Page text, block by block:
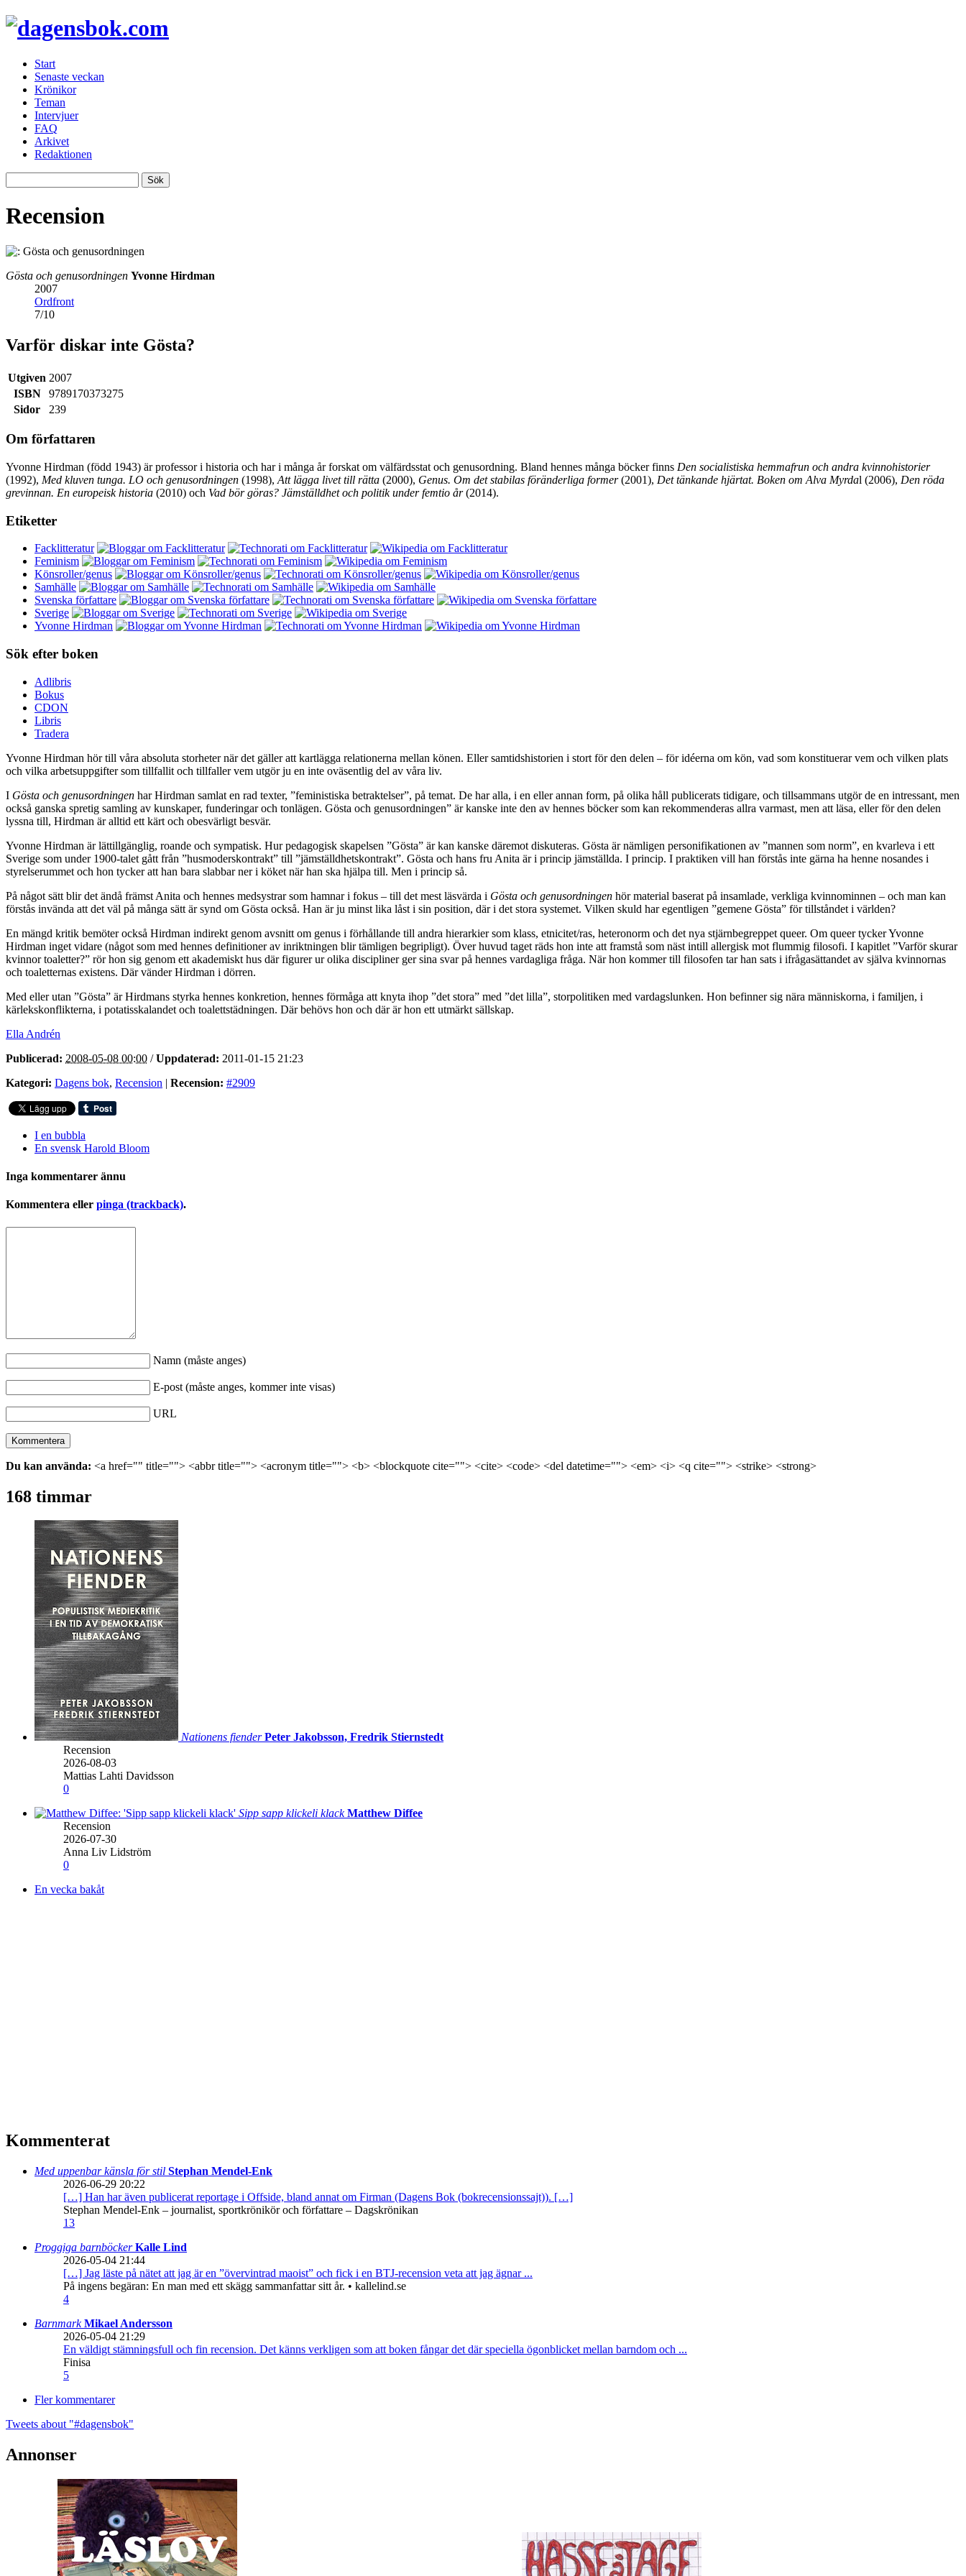
Start
Senaste veckan
Krönikor
Teman
Intervjuer
FAQ
Arkivet
Redaktionen
Recension
Gösta och genusordningen Yvonne Hirdman
2007
Ordfront
7/10
Varför diskar inte Gösta?
Utgiven 2007
ISBN
9789170373275
Sidor
239
Om författaren
Yvonne Hirdman (född 1943) är professor i historia och har i många år forskat om välfärdsstat och genusordning. Bland hennes många böcker finns Den socialistiska hemmafrun och andra kvinnohistorier
(1992), Med kluven tunga. LO och genusordningen (1998), Att lägga livet till rätta (2000), Genus. Om det stabilas föränderliga former(2001), Det tänkande hjärtat. Boken om Alva Myrdal (2006), Den röda
grevinnan. En europeisk historia (2010) och Vad bör göras? Jämställdhet och politik under femtio år(2014).
Etiketter
Facklitteratur
Feminism
Könsroller/genus
Samhälle
Svenska författare
Sverige
Yvonne Hirdman
Sök efter boken
Adlibris
Bokus
CDON
Libris
Tradera
Yvonne Hirdman hör till våra absoluta storheter när det gäller att kartlägga relationerna mellan könen. Eller samtidshistorien i stort för den delen – för idéerna om kön, vad som konstituerar vem och vilken plats
och vilka arbetsuppgifter som tillfallit och tillfaller vem utgör ju en inte oväsentlig del av våra liv.
I Gösta och genusordningen har Hirdman samlat en rad texter, ”feministiska betraktelser”, på temat. De har alla, i en eller annan form, på olika håll publicerats tidigare, och tillsammans utgör de en intressant, men
också ganska spretig samling av kunskaper, funderingar och tonlägen. Gösta och genusordningen” är kanske inte den av hennes böcker som kan rekommenderas allra varmast, men att läsa, eller för den delen
lyssna till, Hirdman är alltid ett kärt och obesvärligt besvär.
Yvonne Hirdman är lättillgänglig, roande och sympatisk. Hur pedagogisk skapelsen ”Gösta” är kan kanske däremot diskuteras. Gösta är nämligen personifikationen av ”mannen som norm”, en kvarleva i ett
Sverige som under 1900-talet gått från ”husmoderskontrakt” till ”jämställdhetskontrakt”. Gösta och hans fru Anita är i princip jämställda. I princip. I praktiken vill han förstås inte gärna ha henne nosandes i
styrelserummet och hon tycker att han bara slabbar ner i köket när han ska hjälpa till. Men i princip så.
På något sätt blir det ändå främst Anita och hennes medsystrar som hamnar i fokus – till det mest läsvärda i Gösta och genusordningen hör material baserat på insamlade, verkliga kvinnominnen – och man kan
förstås invända att det väl på många sätt är synd om Gösta också. Han är ju minst lika låst i sin position, där i det stora systemet. Vilken skuld har egentligen ”gemene Gösta” för tillståndet i världen?
En mängd kritik bemöter också Hirdman indirekt genom avsnitt om genus i förhållande till andra hierarkier som klass, etnicitet/ras, heteronorm och det nya stjärnbegreppet queer. Om queer tycker Yvonne
Hirdman inget vidare (något som med hennes definitioner av inriktningen blir tämligen begripligt). Över huvud taget räds hon inte att framstå som näst intill allergisk mot flummig filosofi. I kapitlet ”Varför skurar
kvinnor toaletter?” rör hon sig genom ett akademiskt hus där figurer ur olika discipliner ger sina svar på hennes vardagliga fråga. När hon kommer till filosofen tar han sats i ifrågasättandet av själva kvinnornas
och toaletternas existens. Där vänder Hirdman i dörren.
Med eller utan ”Gösta” är Hirdmans styrka hennes konkretion, hennes förmåga att knyta ihop ”det stora” med ”det lilla”, storpolitiken med vardagslunken. Hon befinner sig nära människorna, i familjen, i
kärlekskonflikterna, i potatisskalandet och toalettstädningen. Där behövs hon och där är hon ett utmärkt sällskap.
Ella Andrén
Publicerad: 2008-05-08 00:00 /Uppdaterad: 2011-01-15 21:23
Kategori: Dagens bok, Recension | Recension: #2909
I en bubbla
En svensk Harold Bloom
Inga kommentarer ännu
Kommentera eller pinga (trackback).
Namn (måste anges)
E-post (måste anges, kommer inte visas)
URL
Du kan använda: <a href="" title=""> <abbr title=""> <acronym title=""> <b> <blockquote cite=""> <cite> <code> <del datetime=""> <em> <i> <q cite=""> <strike> <strong>
168 timmar
Nationens fiender Peter Jakobsson, Fredrik Stiernstedt
Recension
2026-08-03
Mattias Lahti Davidsson
0
Sipp sapp klickeli klack Matthew Diffee
Recension
2026-07-30
Anna Liv Lidström
0
En vecka bakåt
Kommenterat
Med uppenbar känsla för stil Stephan Mendel-Enk
2026-06-29 20:22
[…] Han har även publicerat reportage i Offside, bland annat om Firman (Dagens Bok (bokrecensionssajt)). […]
Stephan Mendel-Enk – journalist, sportkrönikör och författare – Dagskrönikan
13
Proggiga barnböckerKalle Lind
2026-05-04 21:44
[…] Jag läste på nätet att jag är en ”övervintrad maoist” och fick i en BTJ-recension veta att jag ägnar ...
På ingens begäran: En man med ett skägg sammanfattar sitt år. • kallelind.se
4
BarnmarkMikael Andersson
2026-05-04 21:29
En väldigt stämningsfull och fin recension. Det känns verkligen som att boken fångar det där speciella ögonblicket mellan barndom och ...
Finisa
5
Fler kommentarer
Tweets about "#dagensbok"
Annonser